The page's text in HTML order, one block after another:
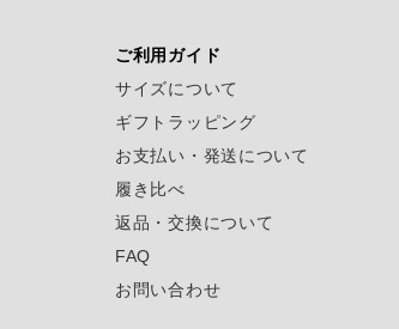
ご利用ガイド
サイズについて
ギフトラッピング
お支払い・発送について
履き比べ
返品・交換について
FAQ
お問い合わせ